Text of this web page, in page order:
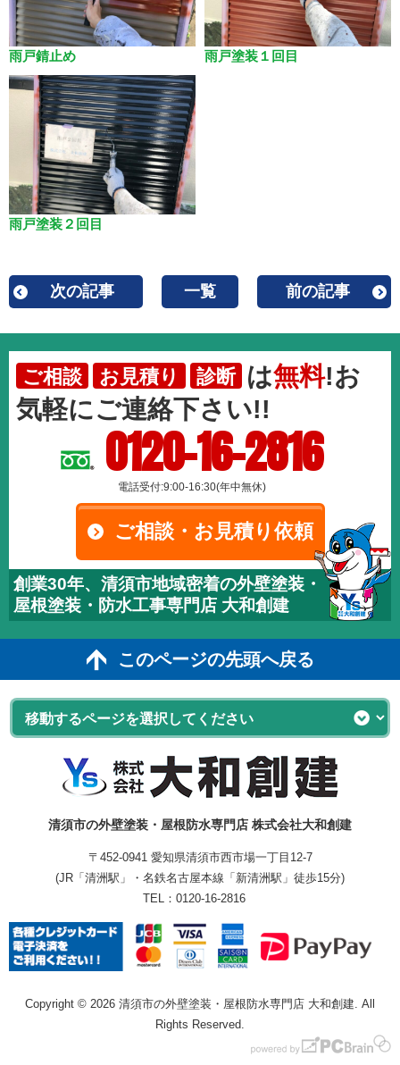
雨戸錆止め 雨戸塗装１回目
雨戸塗装２回目
次の記事 一覧 前の記事
ご相談 お見積り 診断 は無料!お
気軽にご連絡下さい!!
0120-16-2816
電話受付:9:00-16:30(年中無休)
ご相談・お見積り依頼
創業30年、清須市地域密着の外壁塗装・
屋根塗装・防水工事専門店 大和創建
このページの先頭へ戻る
清須市の外壁塗装・屋根防水専門店 株式会社大和創建
〒452-0941 愛知県清須市西市場一丁目12-7
(JR「清洲駅」・名鉄名古屋本線「新清洲駅」徒歩15分)
TEL： 0120-16-2816
Copyright © 2026 清須市の外壁塗装・屋根防水専門店 大和創建. All
Rights Reserved.